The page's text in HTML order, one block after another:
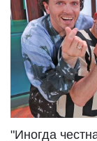
"Иногда